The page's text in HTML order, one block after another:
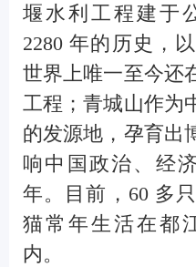
堰水利工程建于
2280 年的历史，
世界上唯一至今还
工程；青城山作为
的发源地，孕育出
响中国政治、经
年。目前，60 多
猫常年生活在都
内。